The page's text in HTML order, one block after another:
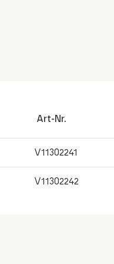
Art-Nr.
V11302241
V11302242